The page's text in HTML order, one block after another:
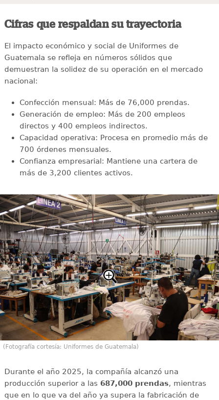
Cifras que respaldan su trayectoria
El impacto económico y social de Uniformes de
Guatemala se refleja en números sólidos que
demuestran la solidez de su operación en el mercado
nacional:
Confección mensual: Más de 76,000 prendas.
Generación de empleo: Más de 200 empleos
directos y 400 empleos indirectos.
Capacidad operativa: Procesa en promedio más de
700 órdenes mensuales.
Confianza empresarial: Mantiene una cartera de
más de 3,200 clientes activos.
(Fotografía cortesía: Uniformes de Guatemala)
Durante el año 2025, la compañía alcanzó una
producción superior a las 687,000 prendas, mientras
que en lo que va del año ya supera la fabricación de